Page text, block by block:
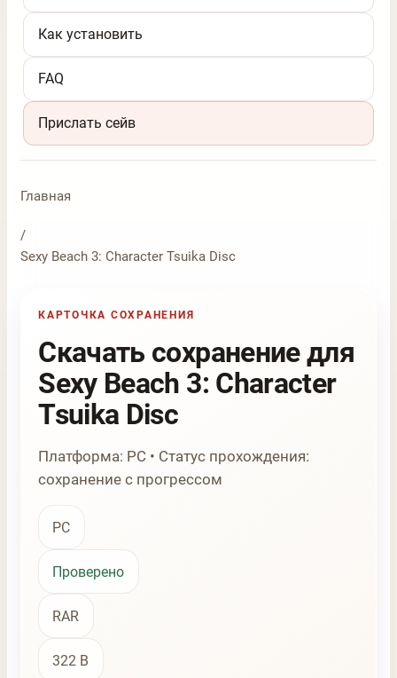
Как установить
FAQ
Прислать сейв
Главная
/
Sexy Beach 3: Character Tsuika Disc
КАРТОЧКА СОХРАНЕНИЯ
Скачать сохранение для
Sexy Beach 3: Character
Tsuika Disc
Платформа: PC • Статус прохождения:
сохранение с прогрессом
PC
Проверено
RAR
322 B